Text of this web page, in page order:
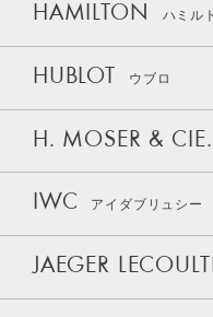
HAMILTON ハミル
HUBLOT ウブロ
H. MOSER & CIE.
IWC アイダブリュシー
JAEGER